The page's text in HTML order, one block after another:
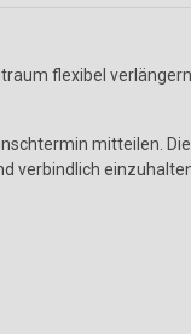
flexibel
mitteilen.
verbindlich